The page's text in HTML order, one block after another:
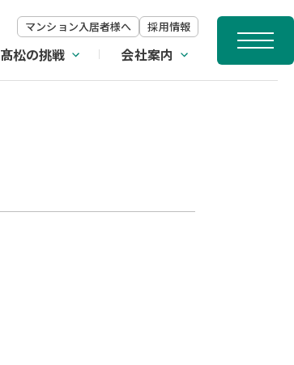
マンション入居者様へ 採用情報
髙松の挑戦 会社案内